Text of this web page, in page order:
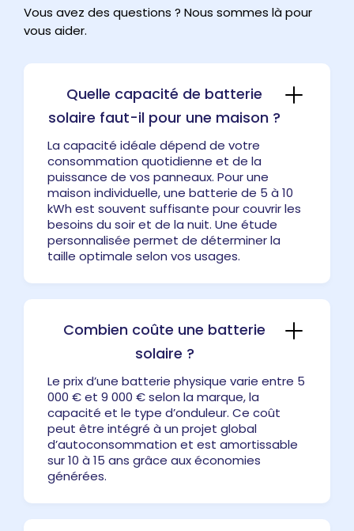
Vous avez des questions ? Nous sommes là pour
vous aider.
Quelle capacité de batterie
solaire faut-il pour une maison ?
La capacité idéale dépend de votre
consommation quotidienne et de la
puissance de vos panneaux. Pour une
maison individuelle, une batterie de 5 à 10
kWh est souvent suffisante pour couvrir les
besoins du soir et de la nuit. Une étude
personnalisée permet de déterminer la
taille optimale selon vos usages.
Combien coûte une batterie
solaire ?
Le prix d’une batterie physique varie entre 5
000 € et 9 000 € selon la marque, la
capacité et le type d’onduleur. Ce coût
peut être intégré à un projet global
d’autoconsommation et est amortissable
sur 10 à 15 ans grâce aux économies
générées.